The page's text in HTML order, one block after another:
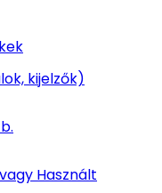
kijelzők)
Használt